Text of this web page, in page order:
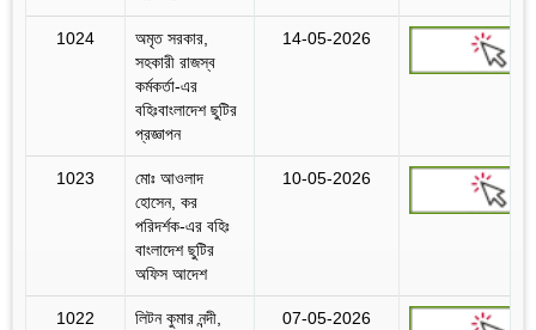
1024
অমৃত সরকার,
সহকারী রাজস্ব
কর্মকর্তা-এর
বহিঃবাংলাদেশ ছুটির
প্রজ্ঞাপন
14-05-2026
1023
মোঃ আওলাদ
হোসেন, কর
পরিদর্শক-এর বহিঃ
বাংলাদেশ ছুটির
অফিস আদেশ
10-05-2026
1022
লিটন কুমার নন্দী,
07-05-2026